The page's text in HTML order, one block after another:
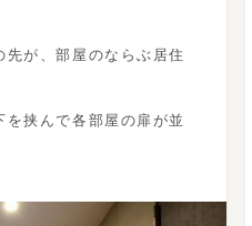
が、部屋のならぶ居住
挟んで各部屋の扉が並